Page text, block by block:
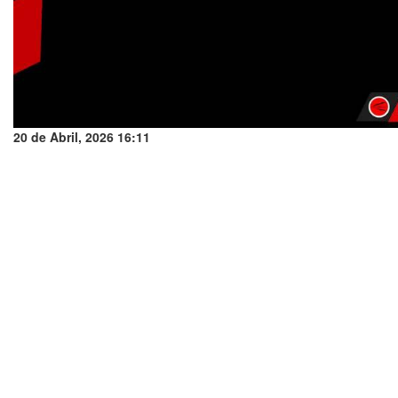
20 de Abril, 2026 16:11